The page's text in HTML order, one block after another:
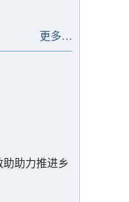
更多…
助力推进乡